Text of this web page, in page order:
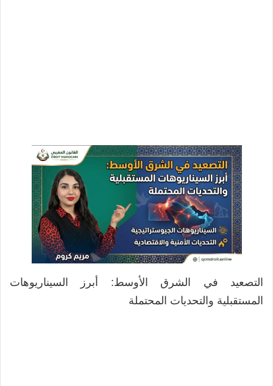
التصعيد في الشرق الأوسط: أبرز السيناريوهات
المستقبلية والتحديات المحتملة